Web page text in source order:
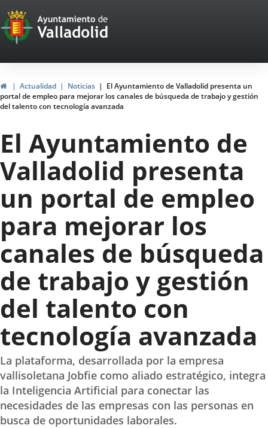
Portal
Web
del
Ayuntamiento
de
Valladolid
InicioActualidad Noticias
El Ayuntamiento de Valladolid presenta un
portal de empleo para mejorar los canales de búsqueda de trabajo y gestión
del talento con tecnología avanzada
El Ayuntamiento de
Valladolid presenta
un portal de empleo
para mejorar los
canales de búsqueda
de trabajo y gestión
del talento con
tecnología avanzada
La plataforma, desarrollada por la empresa
vallisoletana Jobfie como aliado estratégico, integra
la Inteligencia Artificial para conectar las
necesidades de las empresas con las personas en
busca de oportunidades laborales.